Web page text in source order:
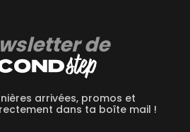
de
arrivées, promos et
dans ta boîte mail !